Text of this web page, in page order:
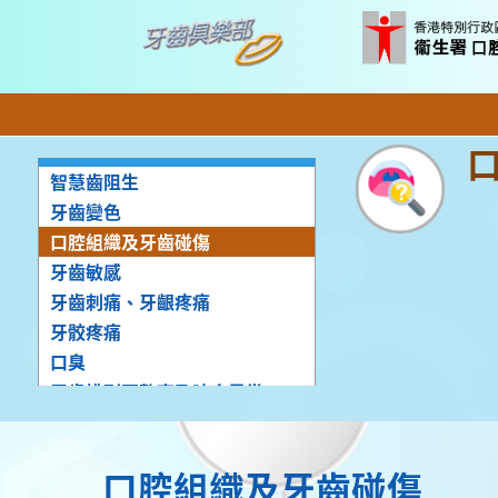
智慧齒阻生
牙齒變色
口腔組織及牙齒碰傷
牙齒敏感
牙齒刺痛、牙齦疼痛
牙骹疼痛
口臭
牙齒排列不整齊及咬合異常
牙齒鬆動
口腔組織及牙齒碰傷